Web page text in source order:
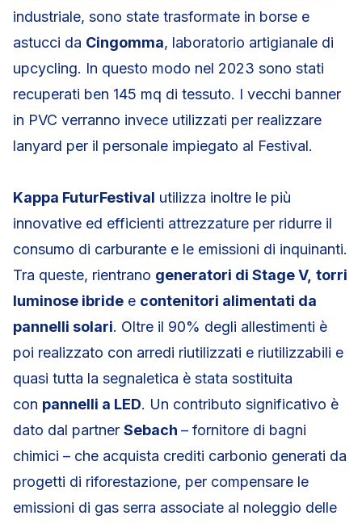
industriale, sono state trasformate in borse e
astucci da Cingomma, laboratorio artigianale di
upcycling. In questo modo nel 2023 sono stati
recuperati ben 145 mq di tessuto. I vecchi banner
in PVC verranno invece utilizzati per realizzare
lanyard per il personale impiegato al Festival.
Kappa FuturFestival utilizza inoltre le più
innovative ed efficienti attrezzature per ridurre il
consumo di carburante e le emissioni di inquinanti.
Tra queste, rientrano generatori di Stage V, torri
luminose ibride e contenitori alimentati da
pannelli solari. Oltre il 90% degli allestimenti è
poi realizzato con arredi riutilizzati e riutilizzabili e
quasi tutta la segnaletica è stata sostituita
con pannelli a LED. Un contributo significativo è
dato dal partner Sebach – fornitore di bagni
chimici – che acquista crediti carbonio generati da
progetti di riforestazione, per compensare le
emissioni di gas serra associate al noleggio delle